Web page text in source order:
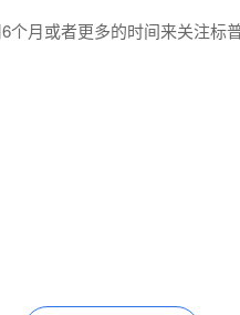
月或者更多的时间来关注标